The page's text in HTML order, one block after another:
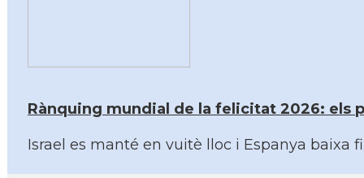
Rànquing mundial de la felicitat 2026: els
Israel es manté en vuitè lloc i Espanya baixa